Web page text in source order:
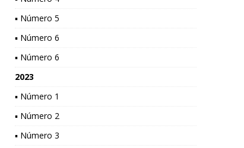
▪ Número 5
▪ Número 6
▪ Número 6
2023
▪ Número 1
▪ Número 2
▪ Número 3